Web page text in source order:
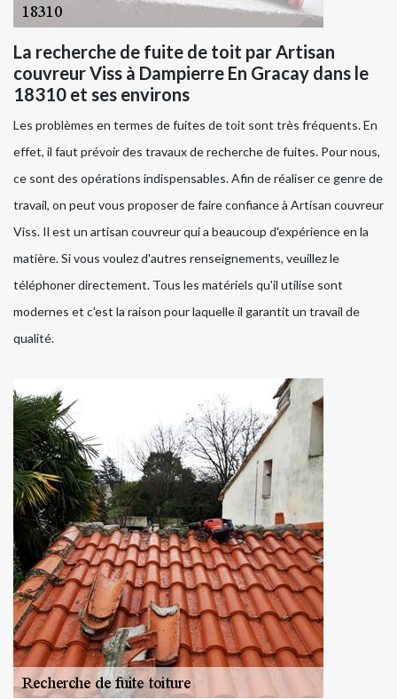
La recherche de fuite de toit par Artisan
couvreur Viss à Dampierre En Gracay dans le
18310 et ses environs
Les problèmes en termes de fuites de toit sont très fréquents. En
effet, il faut prévoir des travaux de recherche de fuites. Pour nous,
ce sont des opérations indispensables. Afin de réaliser ce genre de
travail, on peut vous proposer de faire confiance à Artisan couvreur
Viss. Il est un artisan couvreur qui a beaucoup d'expérience en la
matière. Si vous voulez d'autres renseignements, veuillez le
téléphoner directement. Tous les matériels qu'il utilise sont
modernes et c'est la raison pour laquelle il garantit un travail de
qualité.